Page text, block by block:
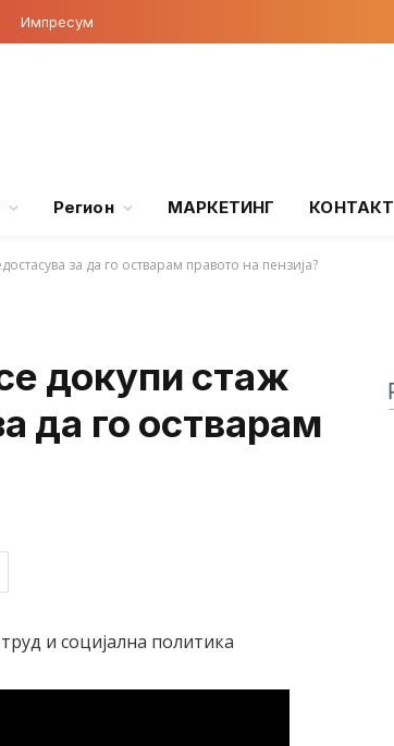
Импресум
Регион МАРКЕТИНГ КОНТАКТ
за да го остварам правото на пензија?
докупи стаж
да го остварам
и социјална политика